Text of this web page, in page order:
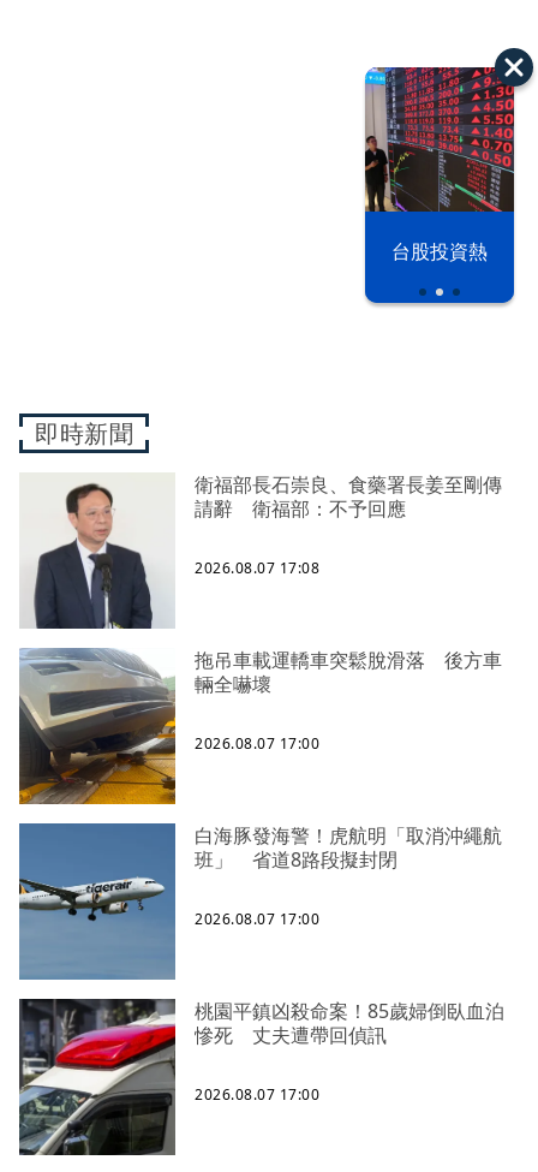
台股投資熱
即時新聞
衛福部長石崇良、食藥署長姜至剛傳
請辭 衛福部：不予回應
2026.08.07 17:08
拖吊車載運轎車突鬆脫滑落 後方車
輛全嚇壞
2026.08.07 17:00
白海豚發海警！虎航明「取消沖繩航
班」 省道8路段擬封閉
2026.08.07 17:00
桃園平鎮凶殺命案！85歲婦倒臥血泊
慘死 丈夫遭帶回偵訊
2026.08.07 17:00